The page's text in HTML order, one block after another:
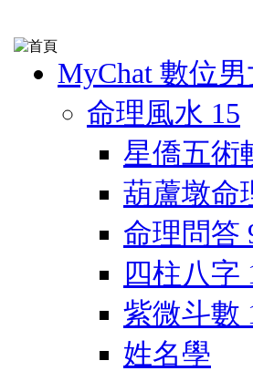
MyChat 數位
命理風水 15
星僑五術
葫蘆墩命
命理問答
四柱八字
紫微斗數
姓名學